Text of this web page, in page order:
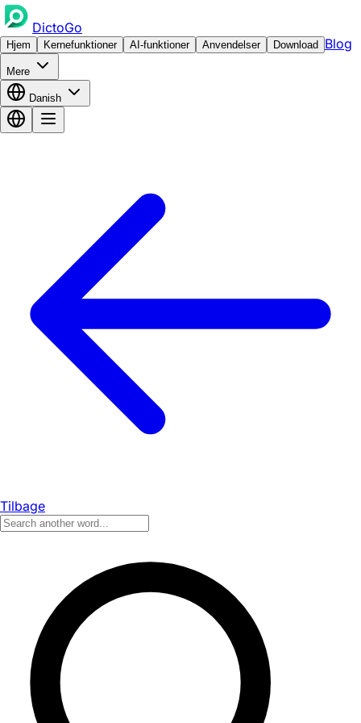
DictoGo
Hjem Kernefunktioner AI-funktioner Anvendelser Download Blog
Mere
Danish
Tilbage